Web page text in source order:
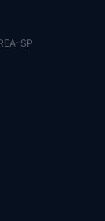
SP